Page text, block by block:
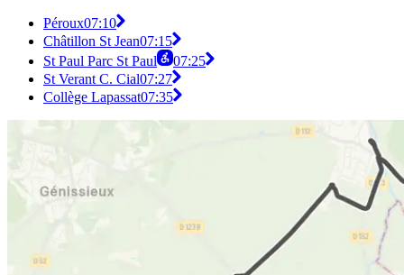
Péroux07:10
Châtillon St Jean07:15
St Paul Parc St Paul
07:25
St Verant C. Cial07:27
Collège Lapassat07:35